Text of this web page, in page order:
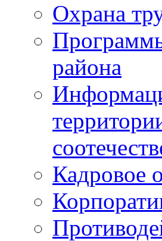
Охрана
района
Кадровое